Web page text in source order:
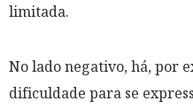
limitada.
No lado negativo, há, por
dificuldade para se